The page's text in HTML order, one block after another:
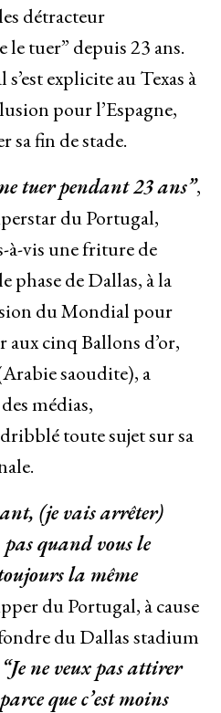
détracteur
le tuer” depuis 23 ans.
explicite au Texas à
pour l’Espagne,
sa fin de stade.
tuer pendant 23 ans”,
du Portugal,
vis une friture de
phase de Dallas, à la
du Mondial pour
aux cinq Ballons d’or,
saoudite), a
des médias,
toute sujet sur sa
(je vais arrêter)
quand vous le
la même
du Portugal, à cause
du Dallas stadium
“Je ne veux pas attirer
que c’est moins